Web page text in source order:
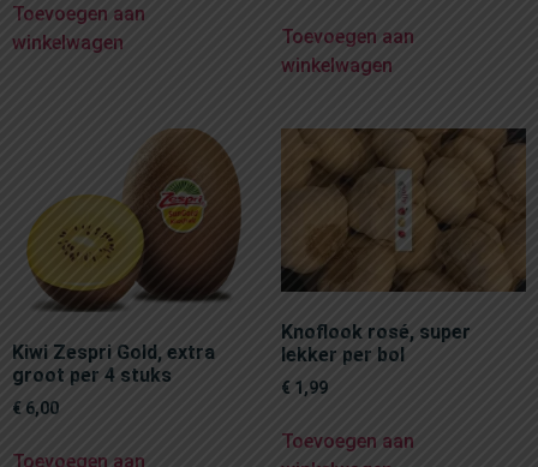
Toevoegen aan
winkelwagen
Toevoegen aan
winkelwagen
Kiwi Zespri Gold, extra
groot per 4 stuks
€ 6,00
Toevoegen aan
Knoflook rosé, super
lekker per bol
€ 1,99
Toevoegen aan